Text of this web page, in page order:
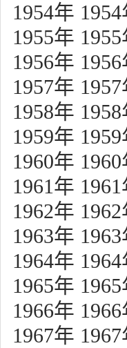
1954年
1955年
1956年
1957年
1958年
1959年
1960年
1961年
1962年
1963年
1964年
1965年
1966年
1967年